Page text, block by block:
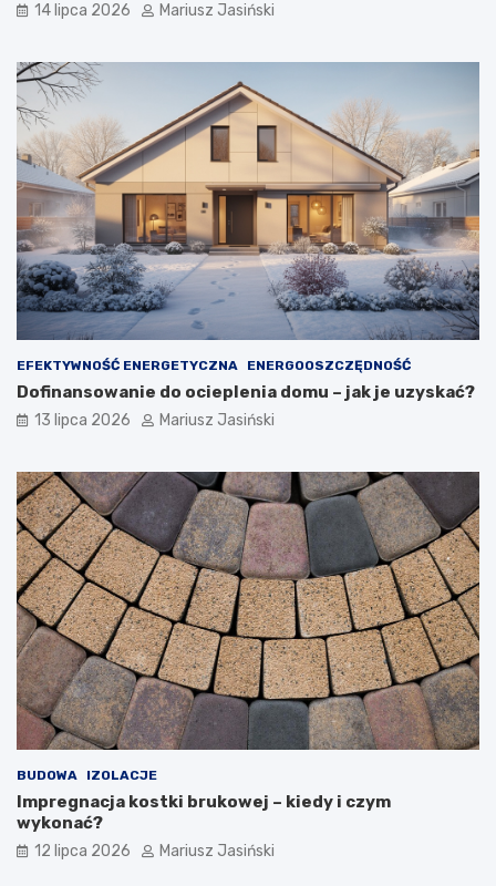
14 lipca 2026 Mariusz Jasiński
EFEKTYWNOŚĆ ENERGETYCZNA ENERGOOSZCZĘDNOŚĆ
Dofinansowanie do ocieplenia domu – jak je uzyskać?
13 lipca 2026 Mariusz Jasiński
BUDOWA IZOLACJE
Impregnacja kostki brukowej – kiedy i czym
wykonać?
12 lipca 2026 Mariusz Jasiński